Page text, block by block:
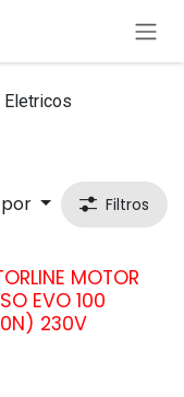
Filtros
MOTOR
EVO 100
230V